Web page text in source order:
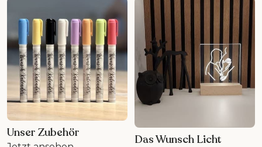
Unser Zubehör Das Wunsch Licht